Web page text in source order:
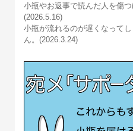
小瓶やお返事で読んだ人を傷
(2026.5.16)
小瓶が流れるのが遅くなって
ん。(2026.3.24)